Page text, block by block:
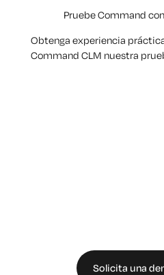
Pruebe Command
Obtenga experiencia
Command CLM nuestra
Solicita una